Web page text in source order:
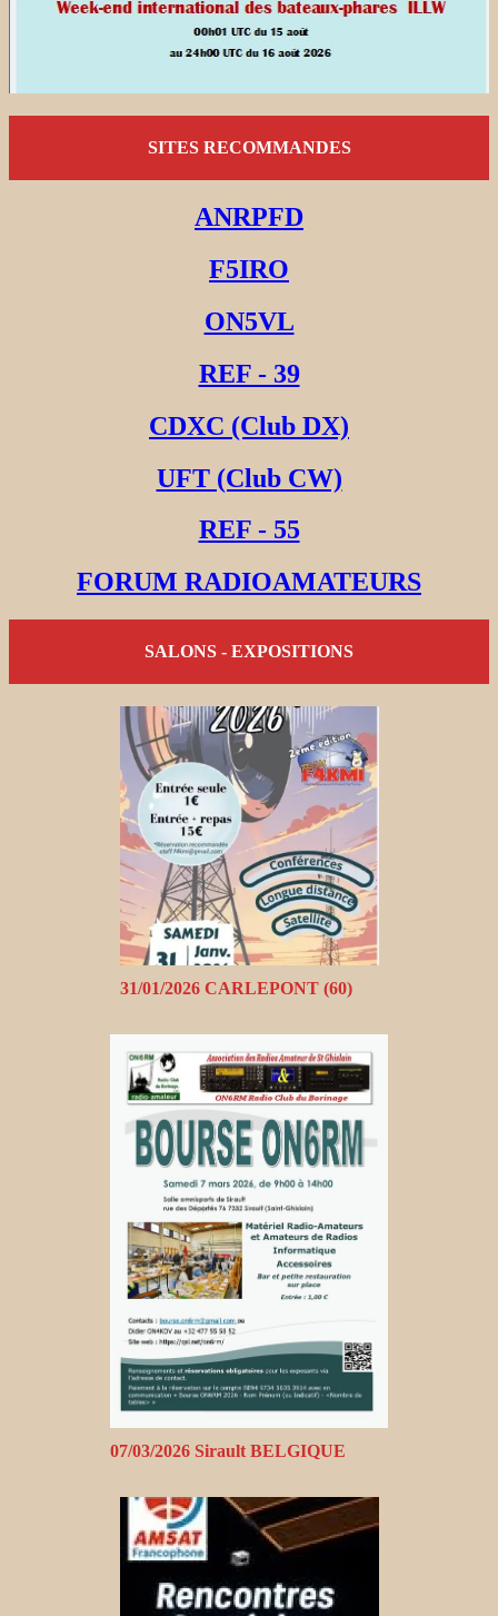
SITES RECOMMANDES
ANRPFD
F5IRO
ON5VL
REF - 39
CDXC (Club DX)
UFT (Club CW)
REF - 55
FORUM RADIOAMATEURS
SALONS - EXPOSITIONS
31/01/2026 CARLEPONT (60)
07/03/2026 Sirault BELGIQUE